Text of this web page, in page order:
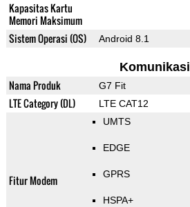
Kapasitas Kartu
Memori Maksimum
Sistem Operasi (OS) Android 8.1
Komunikasi
Nama Produk G7 Fit
LTE Category (DL) LTE CAT12
Fitur Modem
UMTS
EDGE
GPRS
HSPA+